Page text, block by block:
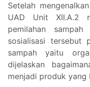
Setelah
UAD Unit XII.A.2
pemilahan
sosialisasi tersebut
sampah yaitu
dijelaskan
menjadi produk yang